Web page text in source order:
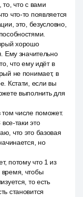
что с вами
что-то появляется
это, безусловно,
хорошо
Ему значительно
что ему идёт в
не понимает, в
Кстати, если вы
выполнить для
числе поможет.
таки это
что это базовая
но
потому что 1 из
время, чтобы
то есть
становится